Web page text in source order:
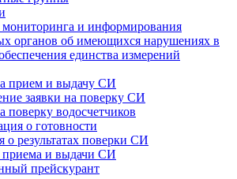
и информирования
органов об имеющихся нарушениях в
единства измерений
прием и выдачу СИ
заявки на поверку СИ
поверку водосчетчиков
о готовности
о результатах поверки СИ
приема и выдачи СИ
прейскурант